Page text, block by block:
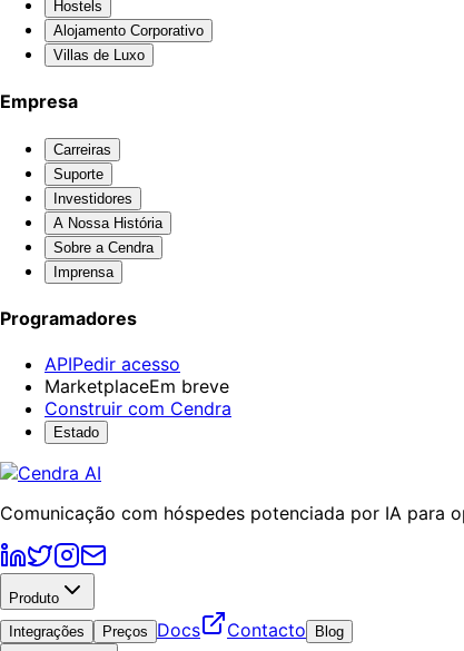
Hostels
Alojamento Corporativo
Villas de Luxo
Empresa
Carreiras
Suporte
Investidores
A Nossa História
Sobre a Cendra
Imprensa
Programadores
APIPedir acesso
MarketplaceEm breve
Construir com Cendra
Estado
Comunicação com hóspedes potenciada por IA para
Produto
Integrações
Preços Docs Contacto Blog